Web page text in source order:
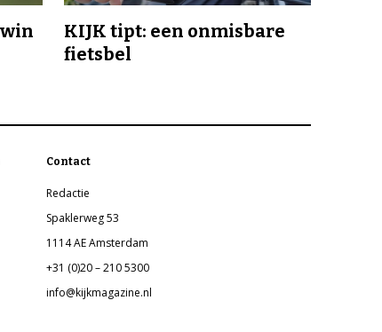
KIJK tipt: een onmisbare
fietsbel
Contact
Redactie
Spaklerweg 53
1114 AE Amsterdam
+31 (0)20 – 210 5300
info@kijkmagazine.nl